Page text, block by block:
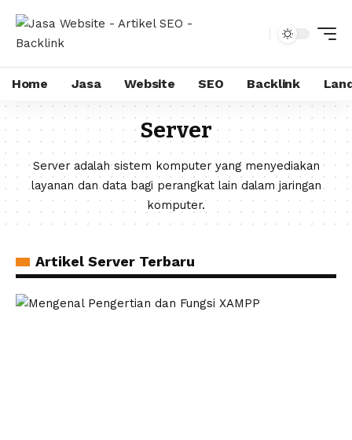
Home Jasa Website SEO Backlink
Server
Server adalah sistem komputer yang menyediakan
layanan dan data bagi perangkat lain dalam jaringan
komputer.
Artikel Server Terbaru